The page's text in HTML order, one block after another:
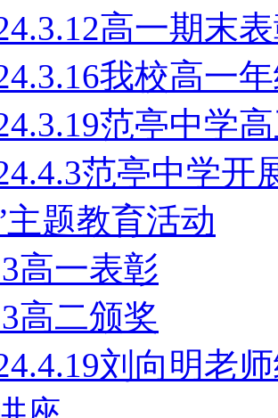
高一期末
我校高一
范亭中学
范亭中学开
主题教育活动
高一表彰
高二颁奖
刘向明老